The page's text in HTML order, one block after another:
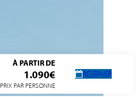
À PARTIR DE
1.090€
PRIX PAR PERSONNE
RÉSERVER